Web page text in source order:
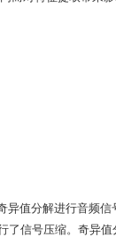
异值分解进行音频信
了信号压缩。奇异值